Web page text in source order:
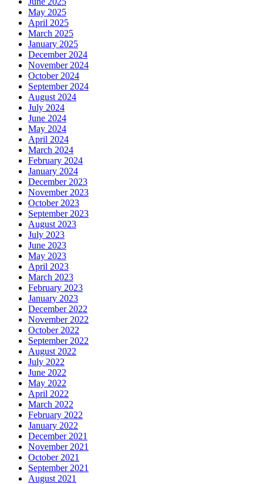
May 2025
April 2025
March 2025
January 2025
December 2024
November 2024
October 2024
September 2024
August 2024
July 2024
June 2024
May 2024
April 2024
March 2024
February 2024
January 2024
December 2023
November 2023
October 2023
September 2023
August 2023
July 2023
June 2023
May 2023
April 2023
March 2023
February 2023
January 2023
December 2022
November 2022
October 2022
September 2022
August 2022
July 2022
June 2022
May 2022
April 2022
March 2022
February 2022
January 2022
December 2021
November 2021
October 2021
September 2021
August 2021